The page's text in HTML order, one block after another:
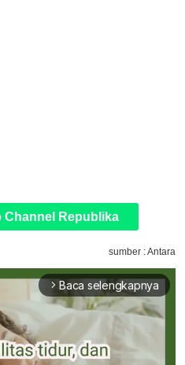
Channel Republika
sumber : Antara
arrow_forward_ios Baca selengkapnya